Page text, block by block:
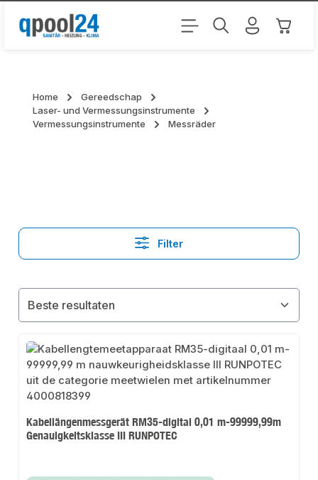
Ga naar de hoofdinhoud
Home
Gereedschap
Laser- und Vermessungsinstrumente
Vermessungsinstrumente
Messräder
Filter
Kabellängenmessgerät RM35-digital 0,01 m-99999,99m
Genauigkeitsklasse III RUNPOTEC